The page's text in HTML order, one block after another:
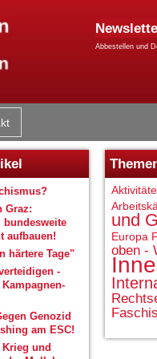
Abbestellen und
Graz:
bundesweite
aufbauen!
härtere Tage"
-
Genozid
am ESC!
Krieg und
und
Europa
oben -